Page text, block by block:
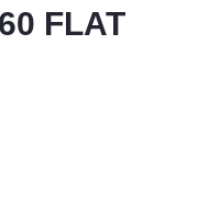
FLAT